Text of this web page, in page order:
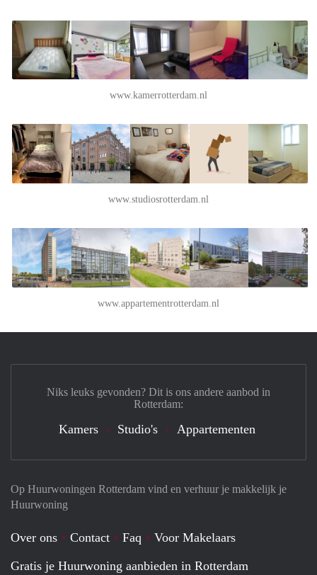
www.kamerrotterdam.nl
www.studiosrotterdam.nl
www.appartementrotterdam.nl
Op Huurwoningen Rotterdam vind en verhuur je makkelijk je
Huurwoning
Over ons Contact Faq
Voor Makelaars
Gratis je Huurwoning aanbieden in Rotterdam
Niks leuks gevonden? Dit is ons andere aanbod in
Rotterdam:
Kamers Studio's Appartementen